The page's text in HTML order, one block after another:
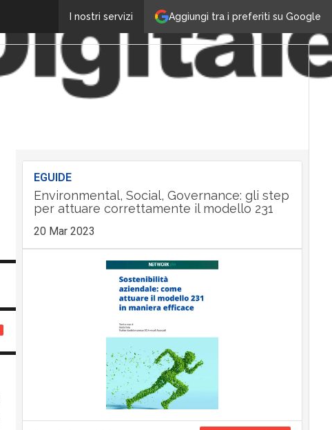
Aggiungi tra i preferiti su Google
I nostri servizi
EGUIDE
Environmental, Social, Governance: gli step
per attuare correttamente il modello 231
20 Mar 2023